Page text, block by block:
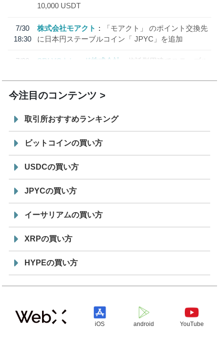
10,000 USDT
7/30
18:30
株式会社モアクト
「モアクト」 のポイント交換先
に日本円ステーブルコイン「 JPYC」を追加
7/29
SBI VCトレード株式会社
信託型円建てステーブル
今注目のコンテンツ
取引所おすすめランキング
ビットコインの買い方
USDCの買い方
JPYCの買い方
イーサリアムの買い方
XRPの買い方
HYPEの買い方
iOS android YouTube